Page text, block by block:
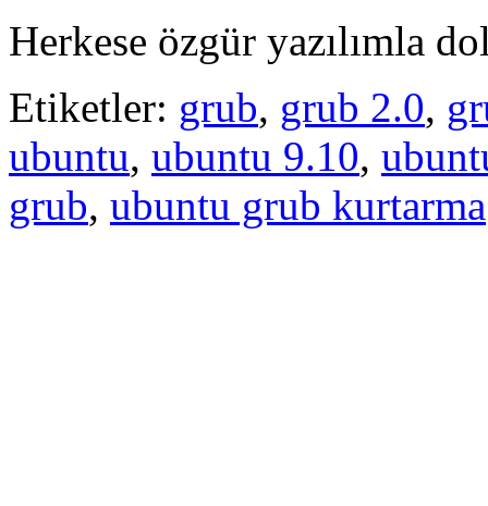
Herkese özgür yazılımla
Etiketler: grub, grub 2.0,
ubuntu, ubuntu 9.10,
grub, ubuntu grub kurtarma